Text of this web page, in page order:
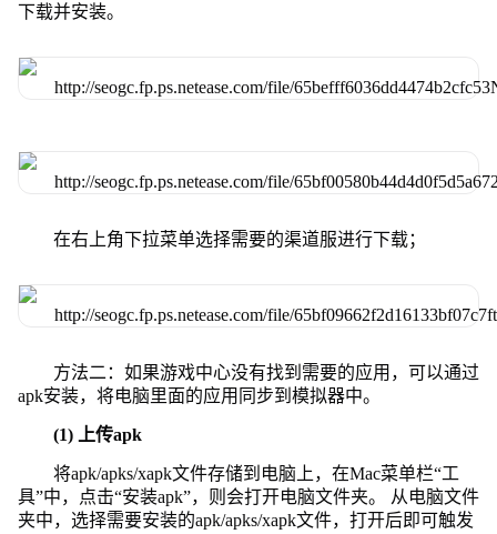
下载并安装。
在右上角下拉菜单选择需要的渠道服进行下载；
方法二：如果游戏中心没有找到需要的应用，可以通过
apk安装，将电脑里面的应用同步到模拟器中。
(1) 上传apk
将apk/apks/xapk文件存储到电脑上，在Mac菜单栏“工
具”中，点击“安装apk”，则会打开电脑文件夹。 从电脑文件
夹中，选择需要安装的apk/apks/xapk文件，打开后即可触发